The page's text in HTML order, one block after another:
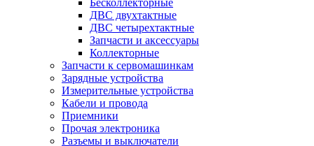
Бесколлекторные
ДВС двухтактные
ДВС четырехтактные
Запчасти и аксессуары
Коллекторные
Запчасти к сервомашинкам
Зарядные устройства
Измерительные устройства
Кабели и провода
Приемники
Прочая электроника
Разъемы и выключатели